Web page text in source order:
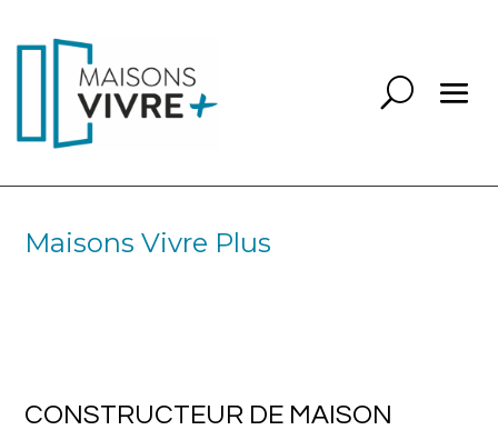
Maisons Vivre Plus
CONSTRUCTEUR DE MAISON